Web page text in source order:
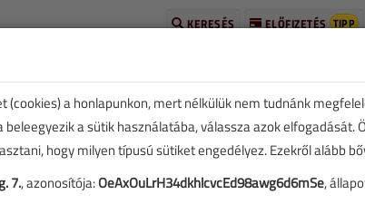
ELŐFIZETÉS TIPP
KERESÉS
a honlapunkon, mert nélkülük nem tudnánk
a sütik használatába, válassza azok elfogadását.
hogy milyen típusú sütiket engedélyez. Ezekről alább
7., azonosítója:OeAxOuLrH34dkhlcvcEd98awg6d6mSe,